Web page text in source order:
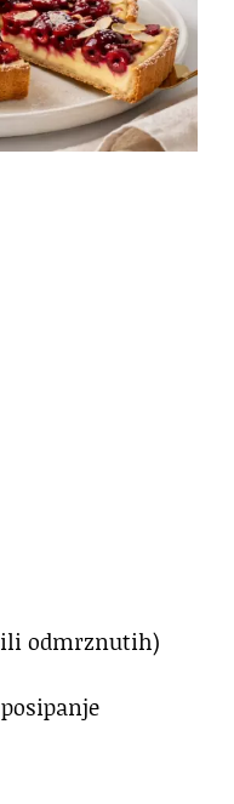
ili odmrznutih)